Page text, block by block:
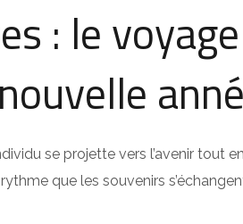
: le voyage
se projette vers l’avenir tout
que les souvenirs